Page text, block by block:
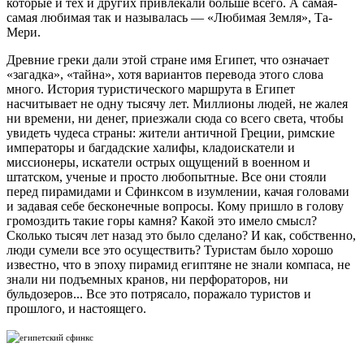
самая любимая так и называлась — «Любимая Земля», Та-
Мери.
Древние греки дали этой стране имя Египет, что означает
«загадка», «тайна», хотя вариантов перевода этого слова
много. История туристического маршрута в Египет
насчитывает не одну тысячу лет. Миллионы людей, не жалея
ни времени, ни денег, приезжали сюда со всего света, чтобы
увидеть чудеса страны: жители античной Греции, римские
императоры и багдадские халифы, кладоискатели и
миссионеры, искатели острых ощущений в военном и
штатском, ученые и просто любопытные. Все они стояли
перед пирамидами и Сфинксом в изумлении, качая головами
и задавая себе бесконечные вопросы. Кому пришло в голову
громоздить такие горы камня? Какой это имело смысл?
Сколько тысяч лет назад это было сделано? И как, собственно,
люди сумели все это осуществить? Туристам было хорошо
известно, что в эпоху пирамид египтяне не знали компаса, не
знали ни подъемных кранов, ни перфораторов, ни
бульдозеров... Все это потрясало, поражало туристов и
прошлого, и настоящего.